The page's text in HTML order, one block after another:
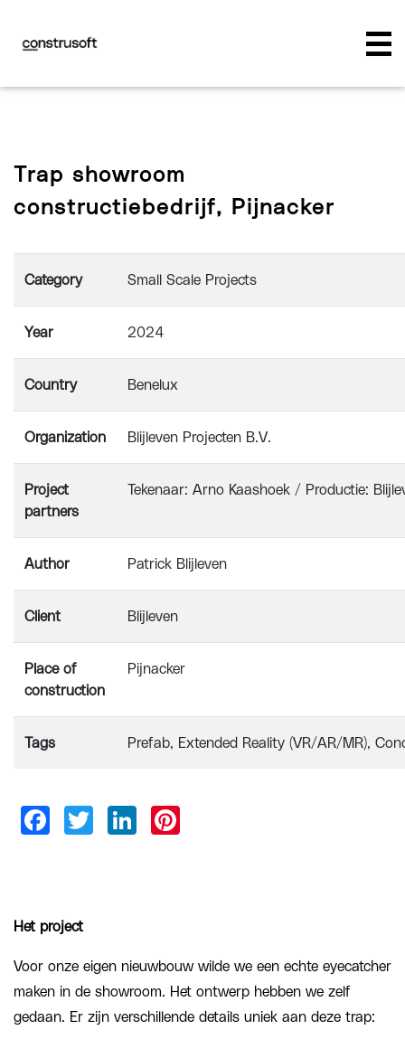
Trap showroom
constructiebedrijf, Pijnacker
Category Small Scale Projects
Year 2024
Country Benelux
Organization Blijleven Projecten B.V.
Project
partners
Tekenaar: Arno Kaashoek / Productie:
Author Patrick Blijleven
Client Blijleven
Place of
construction
Pijnacker
Tags Prefab Extended Reality (VR/AR/MR)
Het project
Voor onze eigen nieuwbouw wilde we een echte eyecatcher
maken in de showroom. Het ontwerp hebben we zelf
gedaan. Er zijn verschillende details uniek aan deze trap: